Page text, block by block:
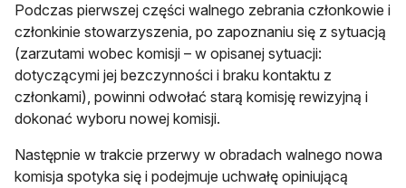
Podczas pierwszej części walnego zebrania członkowie i
członkinie stowarzyszenia, po zapoznaniu się z sytuacją
(zarzutami wobec komisji – w opisanej sytuacji:
dotyczącymi jej bezczynności i braku kontaktu z
członkami), powinni odwołać starą komisję rewizyjną i
dokonać wyboru nowej komisji.
Następnie w trakcie przerwy w obradach walnego nowa
komisja spotyka się i podejmuje uchwałę opiniującą